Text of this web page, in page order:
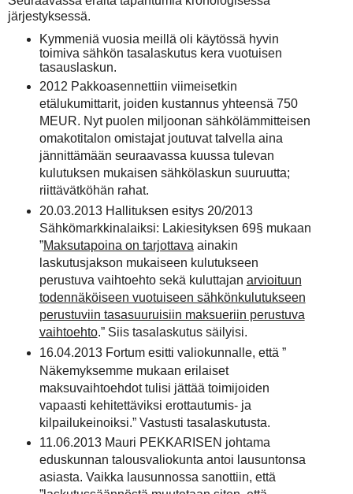
järjestyksessä.
Kymmeniä vuosia meillä oli käytössä hyvin
toimiva sähkön tasalaskutus kera vuotuisen
tasauslaskun.
2012 Pakkoasennettiin viimeisetkin
etälukumittarit, joiden kustannus yhteensä 750
MEUR. Nyt puolen miljoonan sähkölämmitteisen
omakotitalon omistajat joutuvat talvella aina
jännittämään seuraavassa kuussa tulevan
kulutuksen mukaisen sähkölaskun suuruutta;
riittävätköhän rahat.
20.03.2013 Hallituksen esitys 20/2013
Sähkömarkkinalaiksi: Lakiesityksen 69§ mukaan
”Maksutapoina on tarjottava ainakin
laskutusjakson mukaiseen kulutukseen
perustuva vaihtoehto sekä kuluttajan arvioituun
todennäköiseen vuotuiseen sähkönkulutukseen
perustuviin tasasuuruisiin maksueriin perustuva
vaihtoehto.” Siis tasalaskutus säilyisi.
16.04.2013 Fortum esitti valiokunnalle, että ”
Näkemyksemme mukaan erilaiset
maksuvaihtoehdot tulisi jättää toimijoiden
vapaasti kehitettäviksi erottautumis- ja
kilpailukeinoiksi.” Vastusti tasalaskutusta.
11.06.2013 Mauri PEKKARISEN johtama
eduskunnan talousvaliokunta antoi lausuntonsa
asiasta. Vaikka lausunnossa sanottiin, että